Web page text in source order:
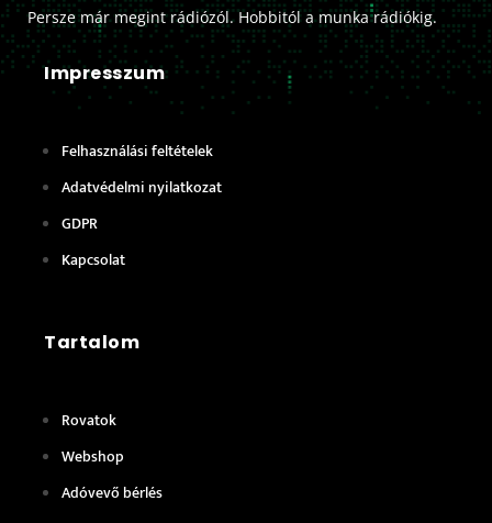
Persze már megint rádiózól. Hobbitól a munka rádiókig.
Impresszum
Felhasználási feltételek
Adatvédelmi nyilatkozat
GDPR
Kapcsolat
Tartalom
Rovatok
Webshop
Adóvevő bérlés